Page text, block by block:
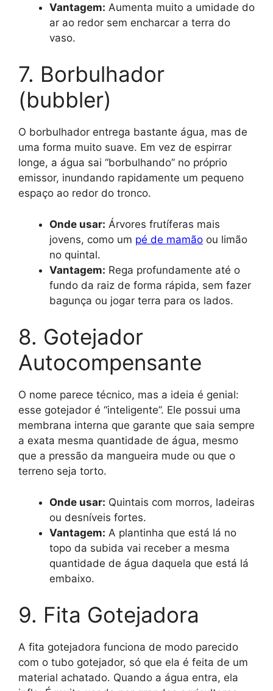
Vantagem: Aumenta muito a umidade do
ar ao redor sem encharcar a terra do
vaso.
7. Borbulhador
(bubbler)
O borbulhador entrega bastante água, mas de
uma forma muito suave. Em vez de espirrar
longe, a água sai “borbulhando” no próprio
emissor, inundando rapidamente um pequeno
espaço ao redor do tronco.
Onde usar: Árvores frutíferas mais
jovens, como um pé de mamão ou limão
no quintal.
Vantagem: Rega profundamente até o
fundo da raiz de forma rápida, sem fazer
bagunça ou jogar terra para os lados.
8. Gotejador
Autocompensante
O nome parece técnico, mas a ideia é genial:
esse gotejador é “inteligente”. Ele possui uma
membrana interna que garante que saia sempre
a exata mesma quantidade de água, mesmo
que a pressão da mangueira mude ou que o
terreno seja torto.
Onde usar: Quintais com morros, ladeiras
ou desníveis fortes.
Vantagem: A plantinha que está lá no
topo da subida vai receber a mesma
quantidade de água daquela que está lá
embaixo.
9. Fita Gotejadora
A fita gotejadora funciona de modo parecido
com o tubo gotejador, só que ela é feita de um
material achatado. Quando a água entra, ela